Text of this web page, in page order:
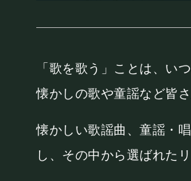
「歌を歌う」ことは、い
懐かしの歌や童謡など皆
懐かしい歌謡曲、童謡・
し、その中から選ばれた